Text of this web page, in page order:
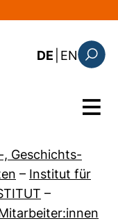
Inhalt
DE EN: the
Menü
Geschichts-
– Institut für
–